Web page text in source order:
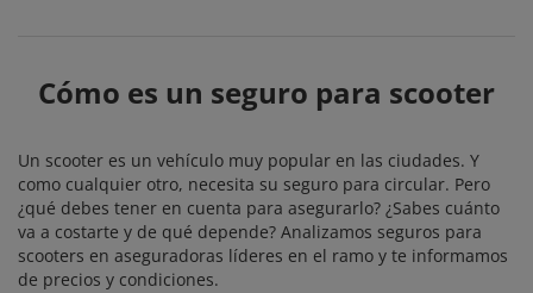
Cómo es un seguro para scooter
Un scooter es un vehículo muy popular en las ciudades. Y
como cualquier otro, necesita su seguro para circular. Pero
¿qué debes tener en cuenta para asegurarlo? ¿Sabes cuánto
va a costarte y de qué depende? Analizamos seguros para
scooters en aseguradoras líderes en el ramo y te informamos
de precios y condiciones.